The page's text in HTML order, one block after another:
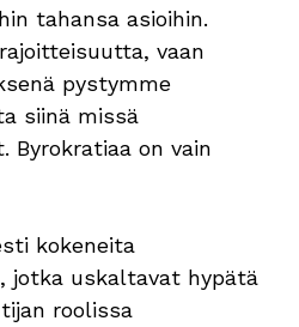
tahansa asioihin.
vaan
pystymme
siinä missä
Byrokratiaa on vain
kokeneita
jotka uskaltavat hypätä
roolissa